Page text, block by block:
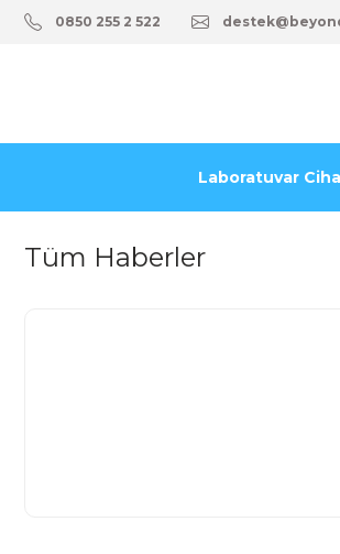
0850 255 2 522
Laboratuvar
Tüm Haberler